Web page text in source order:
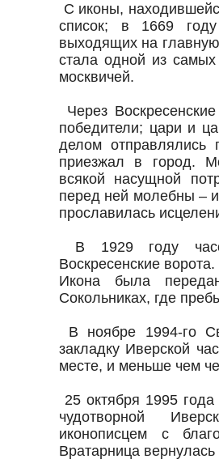
С иконы,
список; в 1669
выходящих на
стала одной из
москвичей.
Через
победители; цари и
делом отправлялись
приезжал в город.
всякой насущной
перед ней молебны –
прославилась
В 1929 году
Воскресенские ворота.
Икона была
Сокольниках, где
В ноябре 1994-го
закладку Иверской
месте, и меньше чем
25 октября 1995
чудотворной
иконописцем с
Вратарница